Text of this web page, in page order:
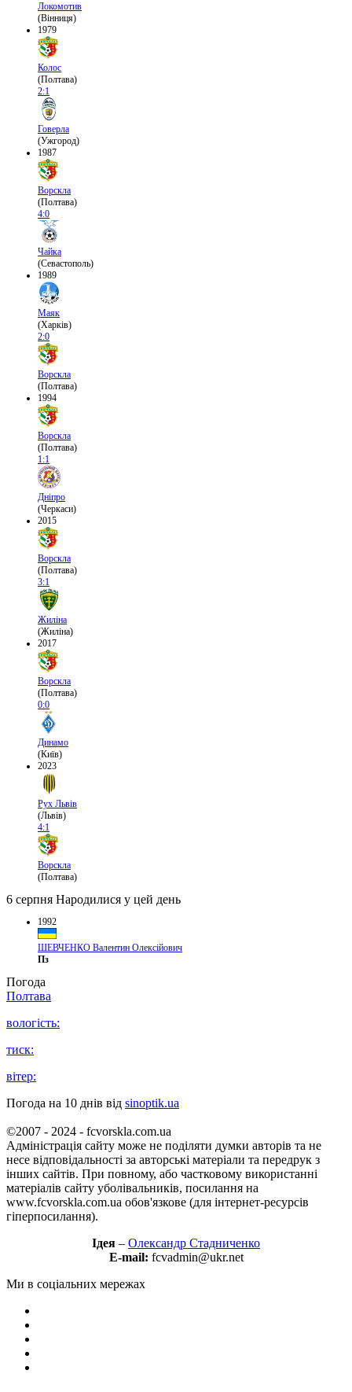
Локомотив
(Вінниця)
1979
Колос
(Полтава)
2:1
Говерла
(Ужгород)
1987
Ворскла
(Полтава)
4:0
Чайка
(Севастополь)
1989
Маяк
(Харків)
2:0
Ворскла
(Полтава)
1994
Ворскла
(Полтава)
1:1
Дніпро
(Черкаси)
2015
Ворскла
(Полтава)
3:1
Жиліна
(Жиліна)
2017
Ворскла
(Полтава)
0:0
Динамо
(Київ)
2023
Рух Львів
(Львів)
4:1
Ворскла
(Полтава)
6 серпня Народилися у цей день
1992
ШЕВЧЕНКО Валентин Олексійович
Пз
Погода
Полтава
вологість:
тиск:
вітер:
Погода на 10 днів від sinoptik.ua
©2007 - 2024 - fcvorskla.com.ua
Адміністрація сайту може не поділяти думки авторів та не
несе відповідальності за авторські матеріали та передрук з
інших сайтів. При повному, або частковому використанні
матеріалів сайту уболівальників, посилання на
www.fcvorskla.com.ua обов'язкове (для інтернет-ресурсів
гіперпосилання).
Ідея – Олександр Стадниченко
E-mail: fcvadmin@ukr.net
Ми в соціальних мережах